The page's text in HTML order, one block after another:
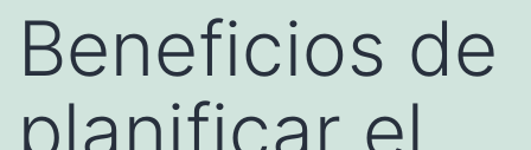
Beneficios de
planificar el